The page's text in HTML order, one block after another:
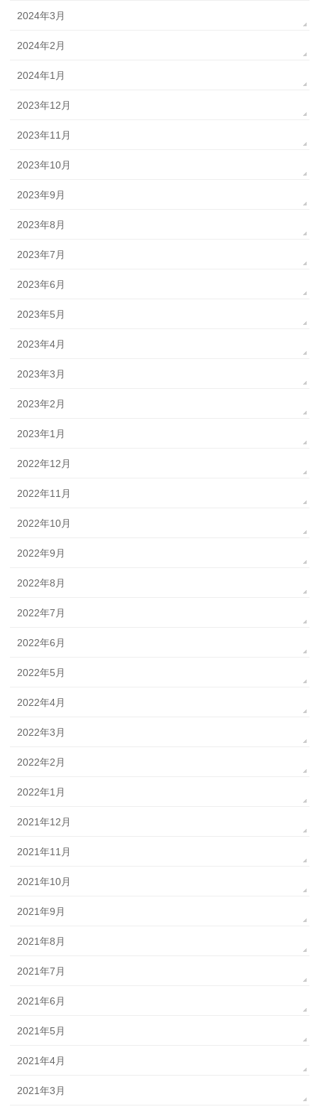
2024年3月
2024年2月
2024年1月
2023年12月
2023年11月
2023年10月
2023年9月
2023年8月
2023年7月
2023年6月
2023年5月
2023年4月
2023年3月
2023年2月
2023年1月
2022年12月
2022年11月
2022年10月
2022年9月
2022年8月
2022年7月
2022年6月
2022年5月
2022年4月
2022年3月
2022年2月
2022年1月
2021年12月
2021年11月
2021年10月
2021年9月
2021年8月
2021年7月
2021年6月
2021年5月
2021年4月
2021年3月